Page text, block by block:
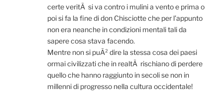
certe veritÃ si va contro i mulini a vento e prima o
poi si fa la fine di don Chisciotte che per l’appunto
non era neanche in condizioni mentali tali da
sapere cosa stava facendo.
Mentre non si puÃ² dire la stessa cosa dei paesi
ormai civilizzati che in realtÃ rischiano di perdere
quello che hanno raggiunto in secoli se non in
millenni di progresso nella cultura occidentale!